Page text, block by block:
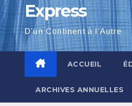
Express
D'un Continent à l'Autre
ACCUEIL
ARCHIVES ANNUELLES